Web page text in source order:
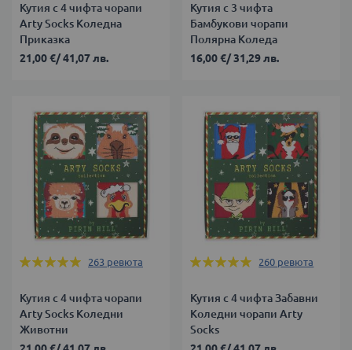
Кутия с 4 чифта чорапи
Arty Socks Коледна
Приказка
21,00 €/41,07 лв.
Кутия с 3 чифта
Бамбукови чорапи
Полярна Коледа
16,00 €/31,29 лв.
Оценка:
263 ревюта
Кутия с 4 чифта чорапи
Arty Socks Коледни
Животни
Оценка:
260 ревюта
Кутия с 4 чифта Забавни
Коледни чорапи Arty
Socks